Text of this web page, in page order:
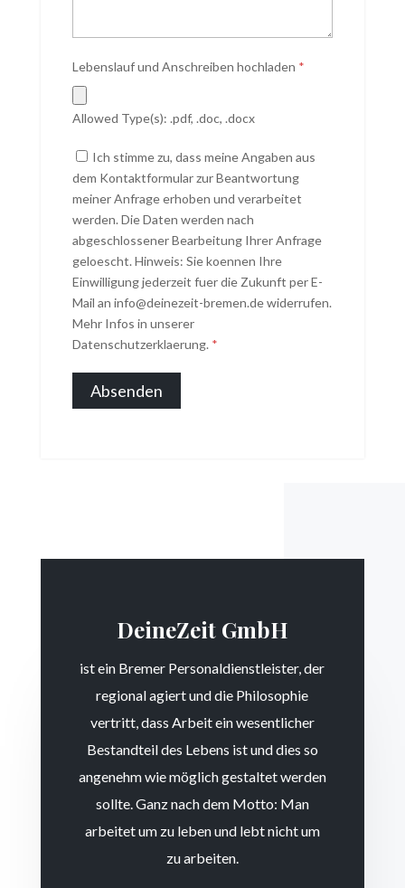
Lebenslauf und Anschreiben hochladen *
Allowed Type(s): .pdf, .doc, .docx
Ich stimme zu, dass meine Angaben aus
dem Kontaktformular zur Beantwortung
meiner Anfrage erhoben und verarbeitet
werden. Die Daten werden nach
abgeschlossener Bearbeitung Ihrer Anfrage
geloescht. Hinweis: Sie koennen Ihre
Einwilligung jederzeit fuer die Zukunft per E-
Mail an info@deinezeit-bremen.de widerrufen.
Mehr Infos in unserer
Datenschutzerklaerung. *
DeineZeit GmbH
ist ein Bremer Personaldienstleister, der
regional agiert und die Philosophie
vertritt, dass Arbeit ein wesentlicher
Bestandteil des Lebens ist und dies so
angenehm wie möglich gestaltet werden
sollte. Ganz nach dem Motto: Man
arbeitet um zu leben und lebt nicht um
zu arbeiten.